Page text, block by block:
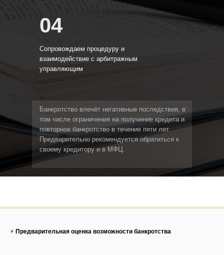
Банкротство влечёт негативные последствия, в
том числе ограничения на получение кредита и
повторное банкротство в течение пяти лет.
Предварительно рекомендуется обратиться к
своему кредитору и в МФЦ.
04
Сопровождаем процедуру и
взаимодействие с арбитражным
управляющим
⚡ Предварительная оценка возможности банкротства